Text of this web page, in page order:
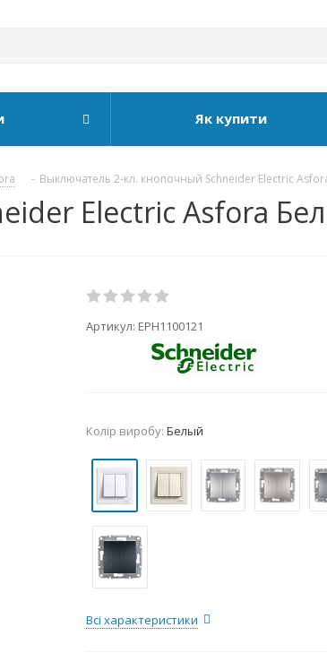
Як купити
- Выключатель 2-кл. кнопочный Schneider Electric
Electric Asfora
Артикул: EPH1100121
Колір виробу: Белый
Всі характеристики